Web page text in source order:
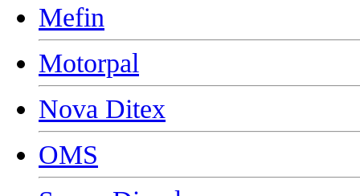
Mefin
Motorpal
Nova Ditex
OMS